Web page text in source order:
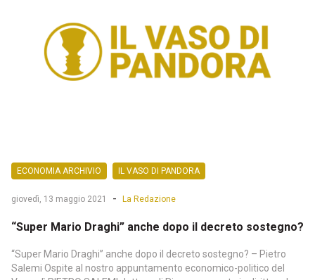
ECONOMIA ARCHIVIO IL VASO DI PANDORA
giovedì, 13 maggio 2021 - La Redazione
“Super Mario Draghi” anche dopo il decreto sostegno?
“Super Mario Draghi” anche dopo il decreto sostegno? – Pietro
Salemi Ospite al nostro appuntamento economico-politico del